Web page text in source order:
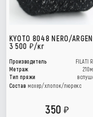
KYOTO 8048 NERO/
3 500
/кг
Производитель
FILATI
Метраж
Тип пряжи
Состав мохер/хлопок/люрекс
350